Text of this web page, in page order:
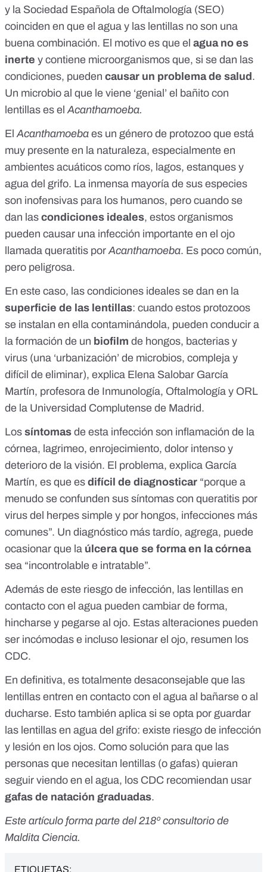
y la Sociedad Española de Oftalmología (SEO)
coinciden en que el agua y las lentillas no son una
buena combinación. El motivo es que el agua no es
inerte y contiene microorganismos que, si se dan las
condiciones, pueden causar un problema de salud .
Un microbio al que le viene ‘genial’ el bañito con
lentillas es elAcanthamoeba.
ElAcanthamoeba es un género de protozoo que está
muy presente en la naturaleza, especialmente en
ambientes acuáticos como ríos, lagos, estanques y
agua del grifo. La inmensa mayoría de sus especies
son inofensivas para los humanos, pero cuando se
dan las condiciones ideales, estos organismos
pueden causar una infección importante en el ojo
llamada queratitis porAcanthamoeba. Es poco común,
pero peligrosa.
En este caso, las condiciones ideales se dan en la
superficie de las lentillas: cuando estos protozoos
se instalan en ella contaminándola, pueden conducir a
la formación de un biofilm de hongos, bacterias y
virus (una ‘urbanización’ de microbios, compleja y
difícil de eliminar), explica Elena Salobar García
Martín, profesora de Inmunología, Oftalmología y ORL
de la Universidad Complutense de Madrid.
Los síntomas de esta infección son inflamación de la
córnea, lagrimeo, enrojecimiento, dolor intenso y
deterioro de la visión. El problema, explica García
Martín, es que es difícil de diagnosticar “porque a
menudo se confunden sus síntomas con queratitis por
virus del herpes simple y por hongos, infecciones más
comunes”. Un diagnóstico más tardío, agrega, puede
ocasionar que la úlcera que se forma en la córnea
sea “incontrolable e intratable”.
Además de este riesgo de infección, las lentillas en
contacto con el agua pueden cambiar de forma,
hincharse y pegarse al ojo. Estas alteraciones pueden
ser incómodas e incluso lesionar el ojo, resumen los
CDC.
En definitiva, es totalmente desaconsejable que las
lentillas entren en contacto con el agua al bañarse o al
ducharse. Esto también aplica si se opta por guardar
las lentillas en agua del grifo: existe riesgo de infección
y lesión en los ojos. Como solución para que las
personas que necesitan lentillas (o gafas) quieran
seguir viendo en el agua, los CDC recomiendan usar
gafas de natación graduadas.
Este artículo forma parte del218º consultorio de
Maldita Ciencia.
ETIQUETAS: